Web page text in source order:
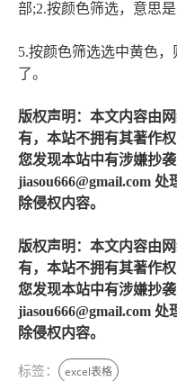
部;2.按颜色筛选，意思
5.按颜色筛选选中黄色
了。
版权声明：本文内容由
有，本站不拥有其著作
您发现本站中有涉嫌抄
jiasou666@gmail.com
除侵权内容。
版权声明：本文内容由
有，本站不拥有其著作
您发现本站中有涉嫌抄
jiasou666@gmail.com
除侵权内容。
标签： excel表格